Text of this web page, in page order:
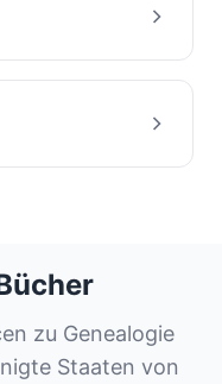
zu Genealogie
Staaten von